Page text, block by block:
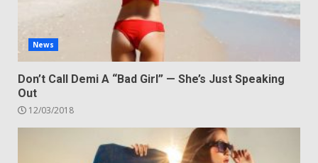
News
Don’t Call Demi A “Bad Girl” — She’s Just Speaking
Out
12/03/2018